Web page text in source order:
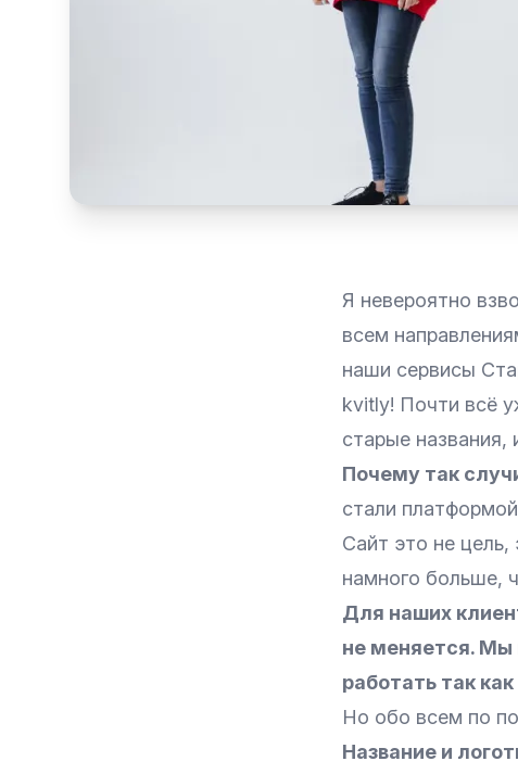
Я невероятно
всем
наши сервисы
kvitly! Почти всё
старые названия,
Почему так
стали
Сайт это не
намного больше,
Для наших
не меняется. Мы
работать так
Но обо всем по
Название и